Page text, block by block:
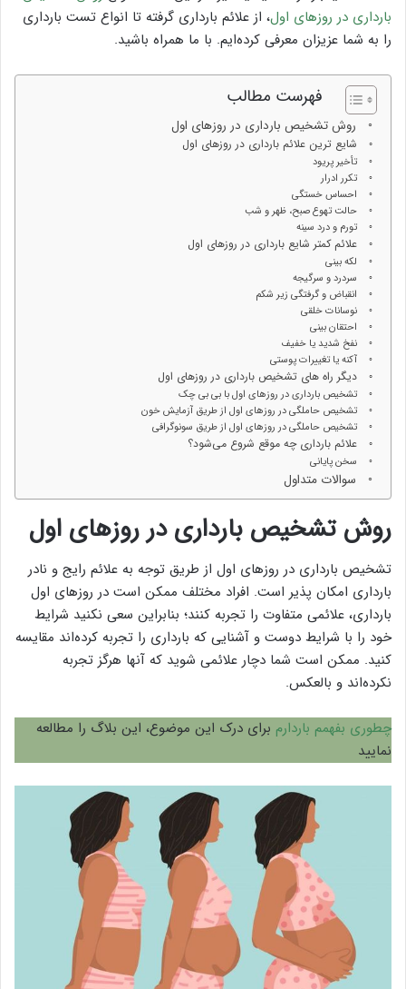
بارداری در روزهای اول، از علائم بارداری گرفته تا انواع تست بارداری
را به شما عزیزان معرفی کرده‌ایم. با ما همراه باشید.
فهرست مطالب
روش تشخیص بارداری در روزهای اول
شایع ترین علائم بارداری در روزهای اول
تأخیر پریود
تکرر ادرار
احساس خستگی
حالت تهوع صبح، ظهر و شب
تورم و درد سینه
علائم کمتر شایع بارداری در روزهای اول
لکه بینی
سردرد و سرگیجه
انقباض و گرفتگی زیر شکم
نوسانات خلقی
احتقان بینی
نفخ شدید یا خفیف
آکنه یا تغییرات پوستی
دیگر راه های تشخیص بارداری در روزهای اول
تشخیص بارداری در روزهای اول با بی بی چک
تشخیص حاملگی در روزهای اول از طریق آزمایش خون
تشخیص حاملگی در روزهای اول از طریق سونوگرافی
علائم بارداری چه موقع شروع می‌شود؟
سخن پایانی
سوالات متداول
روش تشخیص بارداری در روزهای اول
تشخیص بارداری در روزهای اول از طریق توجه به علائم رایج و نادر
بارداری امکان پذیر است. افراد مختلف ممکن است در روزهای اول
بارداری، علائمی متفاوت را تجربه کنند؛ بنابراین سعی نکنید شرایط
خود را با شرایط دوست و آشنایی که بارداری را تجربه کرده‌اند مقایسه
کنید. ممکن است شما دچار علائمی شوید که آنها هرگز تجربه
نکرده‌اند و بالعکس.
چطوری بفهمم باردارم برای درک این موضوع، این بلاگ را مطالعه
نمایید